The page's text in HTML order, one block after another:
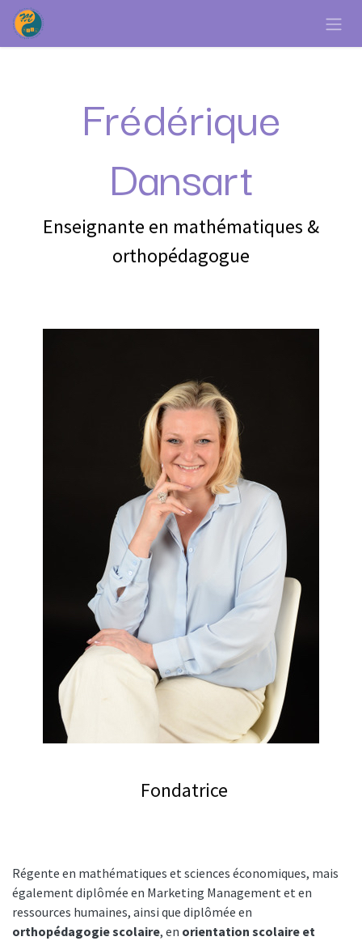
Se rendre au contenu
Frédérique
Dansart
Enseignante en mathématiques &
orthopédagogue
Fondatrice
Régente en mathématiques et sciences économiques, mais
également diplômée en Marketing Management et en
ressources humaines, ainsi que diplômée en
orthopédagogie scolaire, en orientation scolaire et